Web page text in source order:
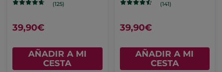
(125)
39,90€
AÑADIR A MI
CESTA
(141)
39,90€
AÑADIR A MI
CESTA